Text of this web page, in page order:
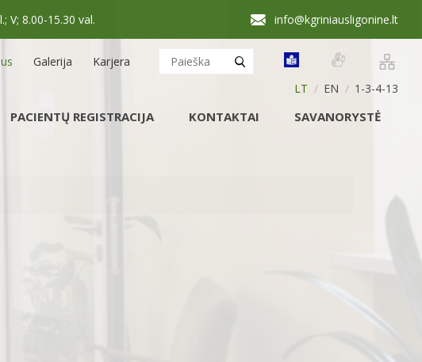
V; 8.00-15.30 val. info@kgriniausligonine.lt
Galerija
Karjera
LT
EN 1-3-4-13
PACIENTŲ REGISTRACIJA KONTAKTAI SAVANORYSTĖ